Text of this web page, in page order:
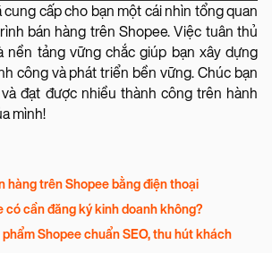
cung cấp cho bạn một cái nhìn tổng quan
bán hàng trên Shopee. Việc tuân thủ
nền tảng vững chắc giúp bạn xây dựng
công và phát triển bền vững. Chúc bạn
đạt được nhiều thành công trên hành
mình!
hàng trên Shopee bằng điện thoại
có cần đăng ký kinh doanh không?
Shopee chuẩn SEO, thu hút khách